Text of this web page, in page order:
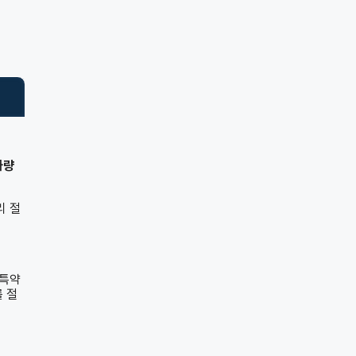
량
절
약
절